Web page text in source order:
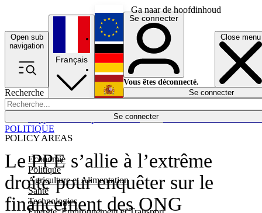
Ga naar de hoofdinhoud
Open sub
navigation
Close menu
Recherche
Se connecter
POLICY AREAS
Economie
Politique
Agriculture et Alimentation
Santé
Technologies
Économie
Français
English
Deutsch
Español
Se connecter
Vous êtes déconnecté.
Se connecter
Le PPE s’allie à l’extrême
droite pour enquêter sur le
financement des ONG
POLITIQUE